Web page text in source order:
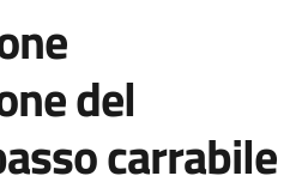
del
carrabile